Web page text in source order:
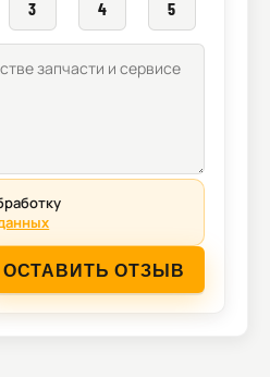
3 4 5
ОСТАВИТЬ ОТЗЫВ